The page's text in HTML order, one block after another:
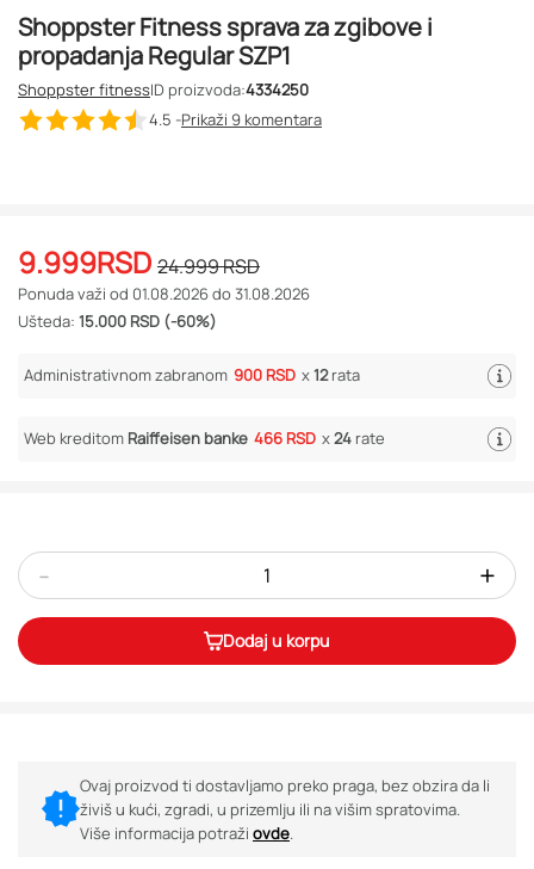
Shoppster Fitness sprava za zgibove i
propadanja Regular SZP1
Shoppster fitnessID proizvoda:4334250
4.5 -Prikaži 9 komentara
9.999RSD 24.999RSD
Ponuda važi od 01.08.2026 do 31.08.2026
Ušteda: 15.000 RSD (-60%)
Administrativnom zabranom 900 RSD x12rata
Web kreditom Raiffeisen banke 466 RSD x24 rate
- +
Dodaj u korpu
Ovaj proizvod ti dostavljamo preko praga, bez obzira da li
živiš u kući, zgradi, u prizemlju ili na višim spratovima.
Više informacija potraži ovde